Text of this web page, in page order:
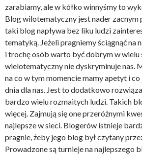
zarabiamy, ale w kółko winnyśmy to
Blog wilotematyczny jest nader zacnym
taki blog napływa bez liku ludzi
tematyką. Jeżeli pragniemy ściągnąć na
i trochę osób warto być dobrym w wielu
wielotematyczny nie dyskryminuje nas.
na co w tym momencie mamy apetyt i co
dnia dla nas. Jest to dodatkowo
bardzo wielu rozmaitych ludzi. Takich
więcej. Zajmują się one przeróżnymi
najlepsze w sieci. Blogerów istnieje
pragnie, żeby jego blog był czytany
Prowadzone są turnieje na najlepszego